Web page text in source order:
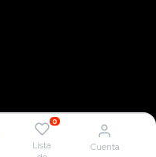
0
Lista
Cuenta